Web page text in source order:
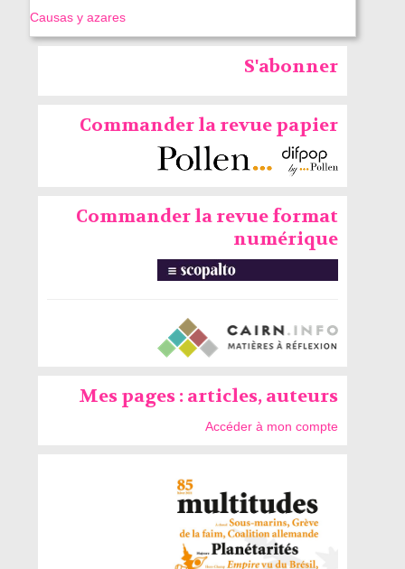
Causas y azares
S'abonner
Commander la revue papier
Commander la revue format
numérique
Mes pages : articles, auteurs
Accéder à mon compte